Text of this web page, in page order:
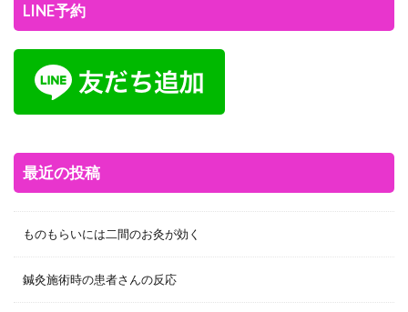
LINE予約
最近の投稿
ものもらいには二間のお灸が効く
鍼灸施術時の患者さんの反応